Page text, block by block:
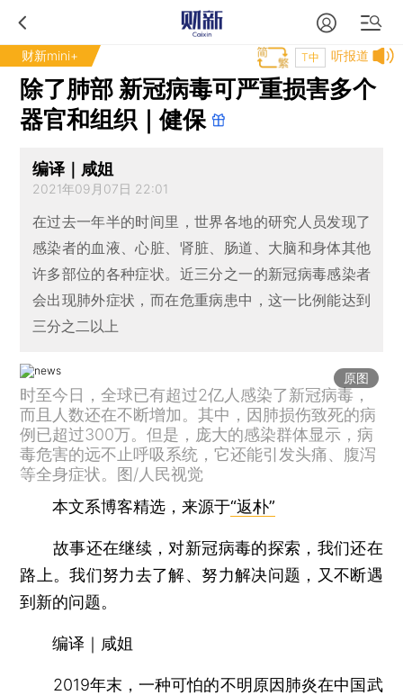
财新mini+ 听报道
T中
除了肺部 新冠病毒可严重损害多个
器官和组织｜健保
编译｜咸姐
2021年09月07日 22:01
在过去一年半的时间里，世界各地的研究人员发现了
感染者的血液、心脏、肾脏、肠道、大脑和身体其他
许多部位的各种症状。近三分之一的新冠病毒感染者
会出现肺外症状，而在危重病患中，这一比例能达到
三分之二以上
原图
时至今日，全球已有超过2亿人感染了新冠病毒，
而且人数还在不断增加。其中，因肺损伤致死的病
例已超过300万。但是，庞大的感染群体显示，病
毒危害的远不止呼吸系统，它还能引发头痛、腹泻
等全身症状。图/人民视觉
本文系博客精选，来源于“返朴”
故事还在继续，对新冠病毒的探索，我们还在
路上。我们努力去了解、努力解决问题，又不断遇
到新的问题。
编译｜咸姐
2019年末，一种可怕的不明原因肺炎在中国武